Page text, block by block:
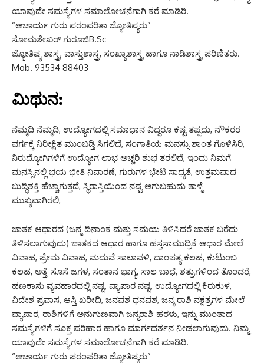
ಯಾವುದೇ ಸಮಸ್ಯೆಗಳ ಸಮಾಲೋಚನೆಗಾಗಿ ಕರೆ ಮಾಡಿರಿ.
“ಆಚಾರ್ಯ ಗುರು ಪರಂಪರಿತಾ ಜ್ಯೋತಿಷ್ಯರು”
ಸೋಮಶೇಖರ್ ಗುರೂಜಿB.Sc
ಜ್ಯೋತಿಷ್ಯ ಶಾಸ್ತ್ರ, ವಾಸ್ತುಶಾಸ್ತ್ರ, ಸಂಖ್ಯಾಶಾಸ್ತ್ರ ಹಾಗೂ ನಾಡಿಶಾಸ್ತ್ರ ಪರಿಣಿತರು.
Mob. 93534 88403
ಮಿಥುನ:
ನೆಮ್ಮದಿ ನೆಮ್ಮದಿ, ಉದ್ಯೋಗದಲ್ಲಿ ಸಮಾಧಾನ ವಿದ್ದರೂ ಕಷ್ಟ ತಪ್ಪದು, ನೌಕರರ
ವರ್ಗಕ್ಕೆ ನಿರೀಕ್ಷಿತ ಮುಂಬಡ್ತಿ ಸಿಗಲಿದೆ, ಸಂಗಾತಿಯ ಮನಸ್ಸು ಶಾಂತ ಗೊಳಿಸಿರಿ,
ನಿರುದ್ಯೋಗಿಗಳಿಗೆ ಉದ್ಯೋಗ ಲಾಭ ಅಚ್ಚರಿ ಶುಭ ತರಲಿದೆ, ಇಂದು ನಿಮಗೆ
ಮನಸ್ಸಿನಲ್ಲಿ ಭಯ ಭೀತಿ ನಿವಾರಣೆ, ಗುರುಗಳ ಭೇಟಿ ಸಾಧ್ಯತೆ, ಉತ್ತಮವಾದ
ಬುದ್ಧಿಶಕ್ತಿ ಹೆಚ್ಚಾಗುತ್ತದೆ, ಸ್ಥಿರಾಸ್ತಿಯಿಂದ ನಷ್ಟ ಆಗುಬಹುದು ತಾಳ್ಮೆ
ಮುಖ್ಯವಾಗಿರಲಿ,
ಜಾತಕ ಆಧಾರದ (ಜನ್ಮ ದಿನಾಂಕ ಮತ್ತು ಸಮಯ ತಿಳಿಸಿದರೆ ಜಾತಕ ಬರೆದು
ತಿಳಿಸಲಾಗುವುದು) ಜಾತಕದ ಆಧಾರ ಹಾಗೂ ಹಸ್ತಸಾಮುದ್ರಿಕೆ ಆಧಾರ ಮೇಲೆ
ವಿವಾಹ, ಪ್ರೇಮ ವಿವಾಹ, ಮದುವೆ ಸಾಲಾವಳಿ, ದಾಂಪತ್ಯ ಕಲಹ, ಕುಟುಂಬ
ಕಲಹ, ಅತ್ತೆ-ಸೊಸೆ ಜಗಳ, ಸಂತಾನ ಭಾಗ್ಯ, ಸಾಲ ಬಾಧೆ, ಶತ್ರುಗಳಿಂದ ತೊಂದರೆ,
ಹಣಕಾಸು ವ್ಯವಹಾರದಲ್ಲಿ ನಷ್ಟ, ವ್ಯಾಪಾರ ನಷ್ಟ, ಉದ್ಯೋಗದಲ್ಲಿ ಕಿರುಕುಳ,
ವಿದೇಶ ಪ್ರವಾಸ, ಆಸ್ತಿ ಖರೀದಿ, ಜನವಶ ಧನವಶ, ಜನ್ಮ ರಾಶಿ ನಕ್ಷತ್ರಗಳ ಮೇಲೆ
ವ್ಯಾಪಾರ, ರಾಶಿಗಳಿಗೆ ಅನುಗುಣವಾಗಿ ಜನ್ಮರಾಶಿ ಹರಳು, ಇನ್ನು ಮುಂತಾದ
ಸಮಸ್ಯೆಗಳಿಗೆ ಸೂಕ್ತ ಪರಿಹಾರ ಹಾಗೂ ಮಾರ್ಗದರ್ಶನ ನೀಡಲಾಗುವುದು. ನಿಮ್ಮ
ಯಾವುದೇ ಸಮಸ್ಯೆಗಳ ಸಮಾಲೋಚನೆಗಾಗಿ ಕರೆ ಮಾಡಿರಿ.
“ಆಚಾರ್ಯ ಗುರು ಪರಂಪರಿತಾ ಜ್ಯೋತಿಷ್ಯರು”